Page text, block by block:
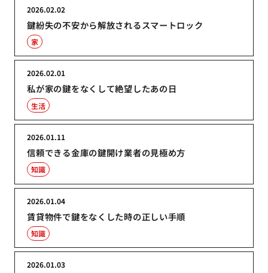
鍵紛失の不安から解放されるスマートロック
2026.02.02
家
私が家の鍵をなくして絶望したあの日
2026.02.01
生活
信頼できる金庫の鍵開け業者の見極め方
2026.01.11
知識
賃貸物件で鍵をなくした時の正しい手順
2026.01.04
知識
2026.01.03